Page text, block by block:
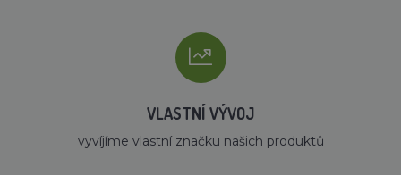
VLASTNÍ VÝVOJ
vyvíjíme vlastní značku našich produktů